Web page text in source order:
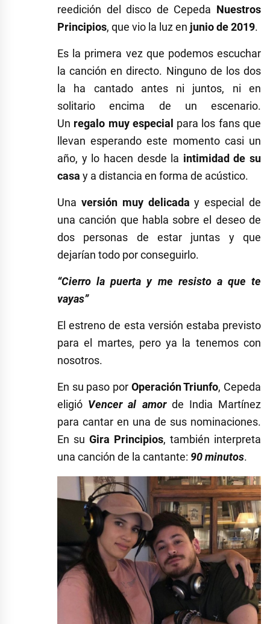
reedición del disco de Cepeda Nuestros
Principios, que vio la luz en junio de 2019.
Es la primera vez que podemos escuchar
la canción en directo. Ninguno de los dos
la ha cantado antes ni juntos, ni en
solitario encima de un escenario.
Un regalo muy especial para los fans que
llevan esperando este momento casi un
año, y lo hacen desde la intimidad de su
casa y a distancia en forma de acústico.
Una versión muy delicaday especial de
una canción que habla sobre el deseo de
dos personas de estar juntas y que
dejarían todo por conseguirlo.
“Cierro la puerta y me resisto a que te
vayas”
El estreno de esta versión estaba previsto
para el martes, pero ya la tenemos con
nosotros.
En su paso por Operación Triunfo, Cepeda
eligió Vencer al amor de India Martínez
para cantar en una de sus nominaciones.
En su Gira Principios, también interpreta
una canción de la cantante: 90 minutos.